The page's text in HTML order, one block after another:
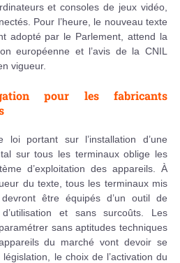
et consoles de jeux vidéo,
Pour l’heure, le nouveau texte
adopté par le Parlement, attend la
européenne et l’avis de la CNIL
vigueur.
pour les fabricants
loi portant sur l’installation d’une
sur tous les terminaux oblige les
d’exploitation des appareils. À
du texte, tous les terminaux mis
être équipés d’un outil de
et sans surcoûts. Les
sans aptitudes techniques
du marché vont devoir se
le choix de l’activation du